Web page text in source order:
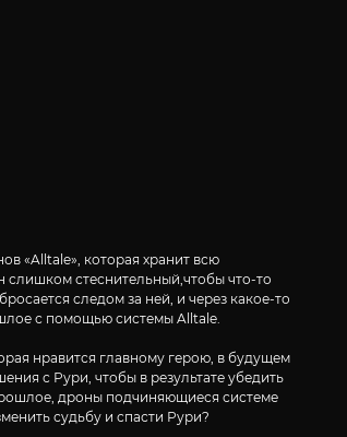
«Alltale», которая хранит всю
слишком стеснительный,чтобы что-то
следом за ней, и через какое-то
с помощью системы Alltale.
нравится главному герою, в будущем
с Рури, чтобы в результате убедить
дроны подчиняющиеся системе
судьбу и спасти Рури?